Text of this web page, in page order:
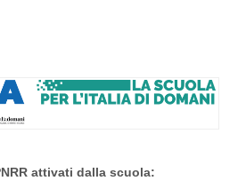
attivati dalla scuola: